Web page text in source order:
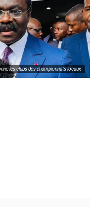
les clubs des championnats locaux